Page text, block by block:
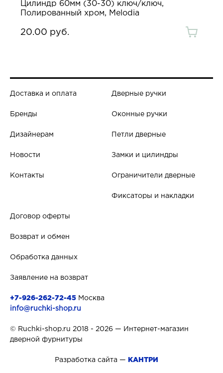
Цилиндр 60мм (30-30) ключ/ключ,
Полированный хром, Melodia
20.00 руб.
Доставка и оплата
Бренды
Дизайнерам
Новости
Контакты
Дверные ручки
Оконные ручки
Петли дверные
Замки и цилиндры
Ограничители дверные
Фиксаторы и накладки
Договор оферты
Возврат и обмен
Обработка данных
Заявление на возврат
+7-926-262-72-45 Москва
info@ruchki-shop.ru
© Ruchki-shop.ru 2018 - 2026 — Интернет-магазин
дверной фурнитуры
Разработка сайта — КАНТРИ